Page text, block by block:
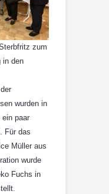
zum
in den
wurden in
ein paar
Für das
Müller aus
wurde
Fuchs in